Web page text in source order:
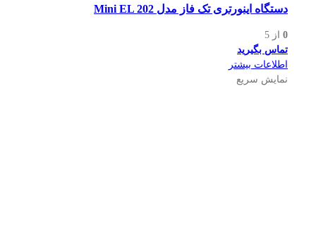
دستگاه اینورتری تک فاز مدل Mini EL 202
0 از 5
تماس بگیرید
اطلاعات بیشتر
نمایش سریع